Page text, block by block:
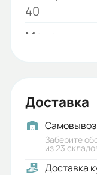
40
Модель:
ЛГМ
Исполнение:
Без
Вес (кг):
Доставка
Самовывоз
Заберите
из 23
Доставка